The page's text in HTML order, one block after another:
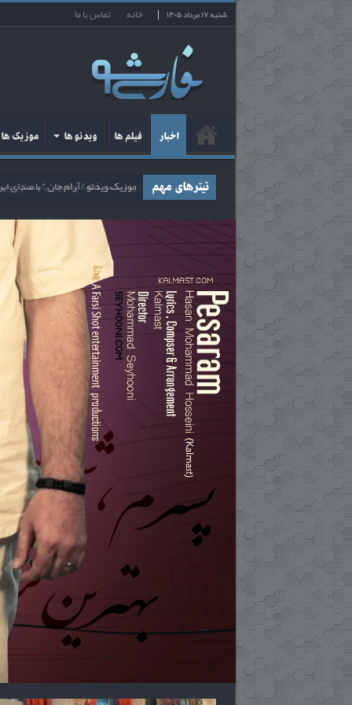
شنبه ۱۷ مرداد ۱۴۰۵ خانه تماس با ما
اخبار فیلم ها ویدئو ها موزیک ها
تیترهای مهم ریمیکس قطعه پشیمان با صدای